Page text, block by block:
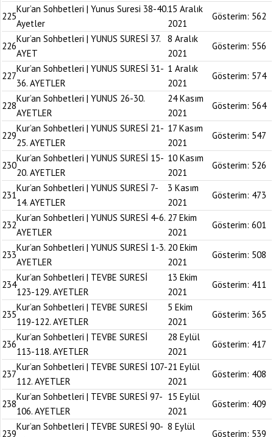
225
Kur’an Sohbetleri | Yunus Suresi 38-40.
Ayetler
15 Aralık
2021
Gösterim: 562
226
Kur’an Sohbetleri | YUNUS SURESİ 37.
AYET
8 Aralık
2021
Gösterim: 556
227
Kur’an Sohbetleri | YUNUS SURESİ 31-
36. AYETLER
1 Aralık
2021
Gösterim: 574
228
Kur’an Sohbetleri | YUNUS 26-30.
AYETLER
24 Kasım
2021
Gösterim: 564
229
Kur’an Sohbetleri | YUNUS SURESİ 21-
25. AYETLER
17 Kasım
2021
Gösterim: 547
230
Kur’an Sohbetleri | YUNUS SURESİ 15-
20. AYETLER
10 Kasım
2021
Gösterim: 526
231
Kur’an Sohbetleri | YUNUS SURESİ 7-
14. AYETLER
3 Kasım
2021
Gösterim: 473
232
Kur’an Sohbetleri | YUNUS SURESİ 4-6.
AYETLER
27 Ekim
2021
Gösterim: 601
233
Kur’an Sohbetleri | YUNUS SURESİ 1-3.
AYETLER
20 Ekim
2021
Gösterim: 508
234
Kur’an Sohbetleri | TEVBE SURESİ
123-129. AYETLER
13 Ekim
2021
Gösterim: 411
235
Kur’an Sohbetleri | TEVBE SURESİ
119-122. AYETLER
5 Ekim
2021
Gösterim: 365
236
Kur’an Sohbetleri | TEVBE SURESİ
113-118. AYETLER
28 Eylül
2021
Gösterim: 417
237
Kur’an Sohbetleri | TEVBE SURESİ 107-
112. AYETLER
21 Eylül
2021
Gösterim: 408
238
Kur’an Sohbetleri | TEVBE SURESİ 97-
106. AYETLER
15 Eylül
2021
Gösterim: 409
239
Kur’an Sohbetleri | TEVBE SURESİ 90- 8 Eylül
Gösterim: 539